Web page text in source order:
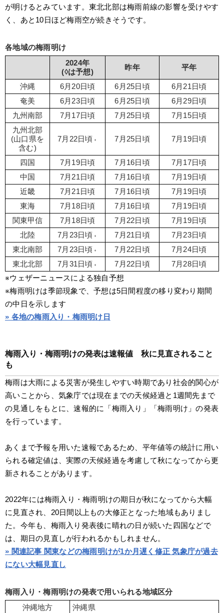
が明けるとみています。東北北部は梅雨前線の影響を受けやす
く、あと10日ほど梅雨空が続きそうです。
各地域の梅雨明け
2024年
(◊は予想)
昨年 平年
沖縄 6月20日頃 6月25日頃
6月21日頃
奄美
6月23日頃 6月25日頃
6月29日頃
九州南部
7月17日頃 7月25日頃
7月15日頃
九州北部
(山口県を
含む)
7月22日頃⬫ 7月25日頃 7月19日頃
四国 7月19日頃 7月16日頃
7月17日頃
中国
7月21日頃 7月16日頃
7月19日頃
近畿
7月21日頃 7月16日頃
7月19日頃
東海
7月18日頃 7月16日頃
7月19日頃
関東甲信
7月18日頃 7月22日頃
7月19日頃
北陸
7月23日頃⬫ 7月21日頃
7月23日頃
東北南部
7月23日頃⬫ 7月22日頃
7月24日頃
東北北部
7月31日頃⬫ 7月22日頃
7月28日頃
※ウェザーニュースによる独自予想
※梅雨明けは季節現象で、予想は5日間程度の移り変わり期間
の中日を示します
» 各地の梅雨入り・梅雨明け日
梅雨入り・梅雨明けの発表は速報値　秋に見直されること
も
梅雨は大雨による災害が発生しやすい時期であり社会的関心が
高いことから、気象庁では現在までの天候経過と1週間先まで
の見通しをもとに、速報的に「梅雨入り」「梅雨明け」の発表
を行っています。
あくまで予報を用いた速報であるため、平年値等の統計に用い
られる確定値は、実際の天候経過を考慮して秋になってから更
新されることがあります。
2022年には梅雨入り・梅雨明けの期日が秋になってから大幅
に見直され、20日間以上もの大修正となった地域もありまし
た。今年も、梅雨入り発表後に晴れの日が続いた四国などで
は、期日の見直しが行われるかもしれません。
» 関連記事 関東などの梅雨明けが1か月遅く修正 気象庁が過去
にない大幅見直し
梅雨入り・梅雨明けの発表で用いられる地域区分
沖縄地方
沖縄県